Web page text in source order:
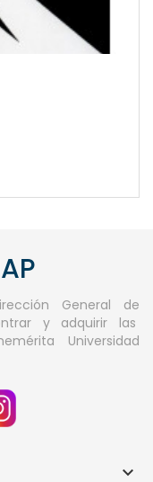
General de
y adquirir las
Universidad
